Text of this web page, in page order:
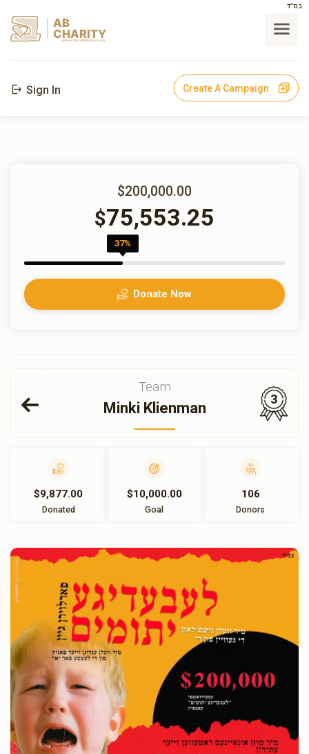
בס"ד
AB
CHARITY
powerd by ahblicklive.com
Sign In Create A Campaign
$200,000.00
$75,553.25
37%
Donate Now
Team
Minki Klienman
3
$9,877.00
Donated
$10,000.00
Goal
106
Donors